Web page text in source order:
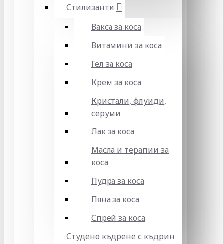
Стилизанти
Вакса за коса
Витамини за коса
Гел за коса
Крем за коса
Кристали, флуиди,
серуми
Лак за коса
Масла и терапии за
коса
Пудра за коса
Пяна за коса
Спрей за коса
Студено къдрене с къдрин